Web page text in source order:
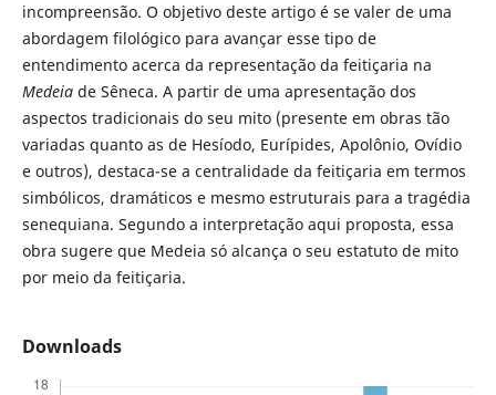
incompreensão. O objetivo deste artigo é se valer de uma
abordagem filológico para avançar esse tipo de
entendimento acerca da representação da feitiçaria na
Medeia de Sêneca. A partir de uma apresentação dos
aspectos tradicionais do seu mito (presente em obras tão
variadas quanto as de Hesíodo, Eurípides, Apolônio, Ovídio
e outros), destaca-se a centralidade da feitiçaria em termos
simbólicos, dramáticos e mesmo estruturais para a tragédia
senequiana. Segundo a interpretação aqui proposta, essa
obra sugere que Medeia só alcança o seu estatuto de mito
por meio da feitiçaria.
Downloads